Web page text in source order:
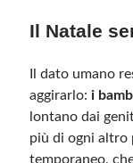
Il Natale
Il dato umano
aggirarlo:i
lontano dai
più di ogni altro
temporaneo,